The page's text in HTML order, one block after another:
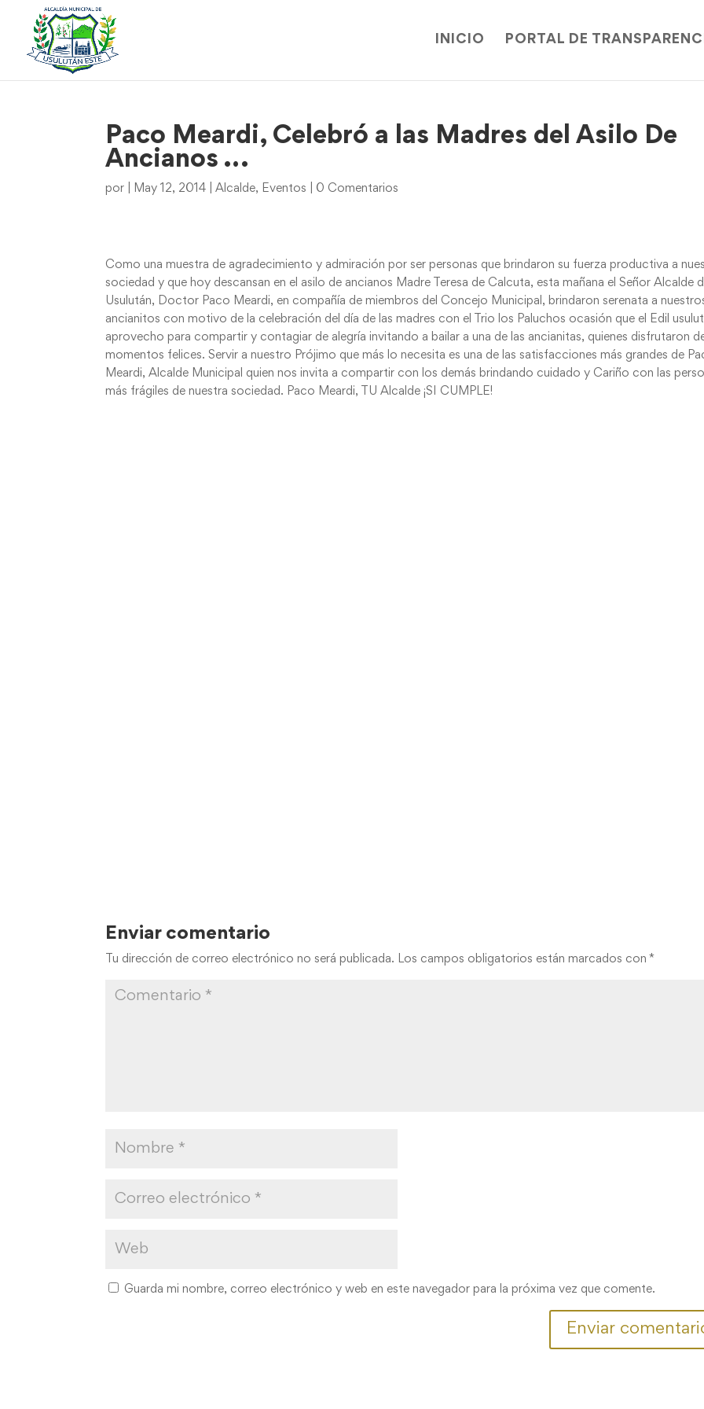
INICIO PORTAL DE
Paco Meardi, Celebró a las Madres del Asilo De
Ancianos …
por May 12, 2014 |Alcalde, Eventos 0 Comentarios
Como una muestra de agradecimiento y admiración por ser personas que brindaron su fuerza productiva a
sociedad y que hoy descansan en el asilo de ancianos Madre Teresa de Calcuta, esta mañana el Señor Alcalde
Usulután, Doctor Paco Meardi, en compañía de miembros del Concejo Municipal, brindaron serenata a
ancianitos con motivo de la celebración del día de las madres con el Trio los Paluchos ocasión que el Edil
aprovecho para compartir y contagiar de alegría invitando a bailar a una de las ancianitas, quienes disfrutaron
momentos felices. Servir a nuestro Prójimo que más lo necesita es una de las satisfacciones más grandes de
Meardi, Alcalde Municipal quien nos invita a compartir con los demás brindando cuidado y Cariño con las
más frágiles de nuestra sociedad. Paco Meardi, TU Alcalde ¡SI CUMPLE!
Enviar comentario
Tu dirección de correo electrónico no será publicada. Los campos obligatorios están marcados con*
Guarda mi nombre, correo electrónico y web en este navegador para la próxima vez que comente.